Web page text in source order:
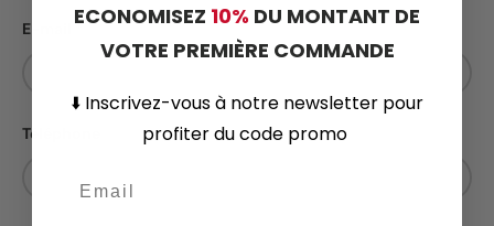
E-mail
Téléphone
ECONOMISEZ 10% DU MONTANT DE
VOTRE PREMIÈRE COMMANDE
⬇️ Inscrivez-vousà notre newsletter pour
profiter du code promo